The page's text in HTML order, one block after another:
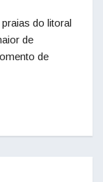
do litoral
de
de